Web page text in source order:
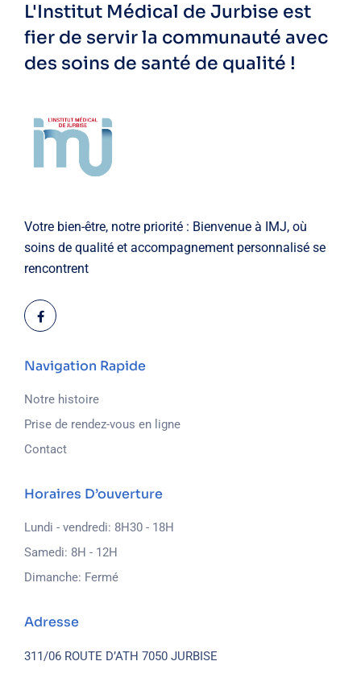
L'Institut Médical de Jurbise est
fier de servir la communauté avec
des soins de santé de qualité !
Votre bien-être, notre priorité : Bienvenue à IMJ, où
soins de qualité et accompagnement personnalisé se
rencontrent
Navigation Rapide
Notre histoire
Prise de rendez-vous en ligne
Contact
Horaires D’ouverture
Lundi - vendredi: 8H30 - 18H
Samedi: 8H - 12H
Dimanche: Fermé
Adresse
311/06 ROUTE D’ATH 7050 JURBISE